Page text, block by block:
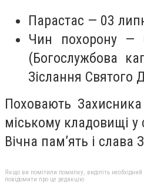
Парастас — 03
Чин похорону —
(Богослужбова
Зіслання Святого
Поховають
міському кладовищі у
Вічна пам’ять і слава
Якщо ви помітили помилку, виділіть необхідний
повідомити про це редакцію